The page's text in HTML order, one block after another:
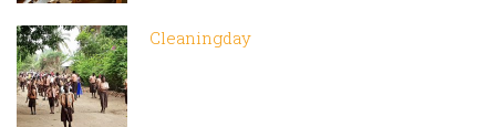
Cleaningday